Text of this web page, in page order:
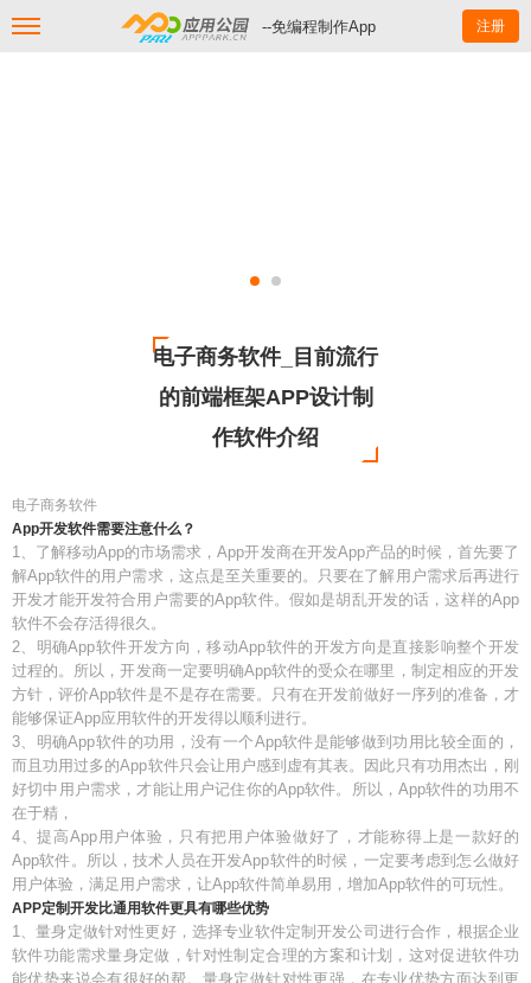
--免编程制作App 注册
电子商务软件_目前流行
的前端框架APP设计制
作软件介绍
电子商务软件
App开发软件需要注意什么？
1、了解移动App的市场需求，App开发商在开发App产品的时候，首先要了
解App软件的用户需求，这点是至关重要的。只要在了解用户需求后再进行
开发才能开发符合用户需要的App软件。假如是胡乱开发的话，这样的App
软件不会存活得很久。
2、明确App软件开发方向，移动App软件的开发方向是直接影响整个开发
过程的。所以，开发商一定要明确App软件的受众在哪里，制定相应的开发
方针，评价App软件是不是存在需要。只有在开发前做好一序列的准备，才
能够保证App应用软件的开发得以顺利进行。
3、明确App软件的功用，没有一个App软件是能够做到功用比较全面的，
而且功用过多的App软件只会让用户感到虚有其表。因此只有功用杰出，刚
好切中用户需求，才能让用户记住你的App软件。所以，App软件的功用不
在于精，
4、提高App用户体验，只有把用户体验做好了，才能称得上是一款好的
App软件。所以，技术人员在开发App软件的时候，一定要考虑到怎么做好
用户体验，满足用户需求，让App软件简单易用，增加App软件的可玩性。
APP定制开发比通用软件更具有哪些优势
1、量身定做针对性更好，选择专业软件定制开发公司进行合作，根据企业
软件功能需求量身定做，针对性制定合理的方案和计划，这对促进软件功
能优势来说会有很好的帮。量身定做针对性更强，在专业优势方面达到更